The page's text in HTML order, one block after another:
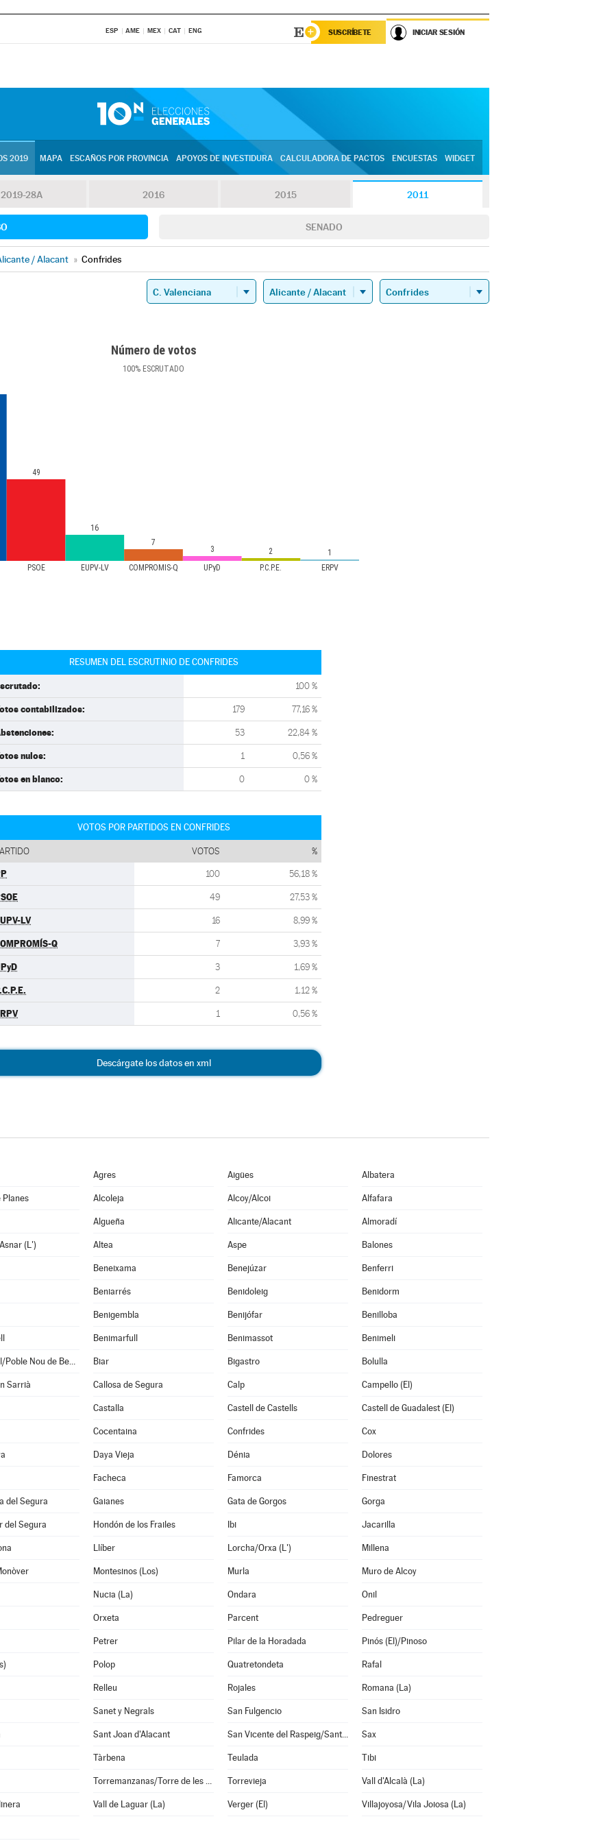
ESP AME MEX CAT ENG SUSCRÍBETE INICIAR SESIÓN
2019 MAPA ESCAÑOS POR PROVINCIA APOYOS DE INVESTIDURA CALCULADORA DE PACTOS ENCUESTAS WIDGET
2019-28A 2016 2015 2011
SENADO
/ Alacant » Confrides
Número de votos
100% ESCRUTADO
PSOE EUPV-LV COMPROMÍS-Q UPyD P.C.P.E. ERPV
49
16
7
3 2 1
RESUMEN DEL ESCRUTINIO DE CONFRIDES
100 %
contabilizados: 179 77,16 %
53 22,84 %
nulos: 1 0,56 %
en blanco: 0 0 %
VOTOS POR PARTIDOS EN CONFRIDES
VOTOS %
100 56,18 %
49 27,53 %
LV 16 8,99 %
Q 7 3,93 %
3 1,69 %
2 1,12 %
1 0,56 %
Descárgate los datos en xml
Agres Aigües Albatera
Planes Alcoleja Alcoy/Alcoi Alfafara
Algueña Alicante/Alacant Almoradí
(L') Altea Aspe Balones
Beneixama Benejúzar Benferri
Beniarrés Benidoleig Benidorm
Benigembla Benijófar Benilloba
Benimarfull Benimassot Benimeli
Benitachell/Poble Nou de Benitatxell (El) Biar Bigastro Bolulla
Sarrià Callosa de Segura Calp Campello (El)
Castalla Castell de Castells Castell de Guadalest (El)
Cocentaina Confrides Cox
Daya Vieja Dénia Dolores
Facheca Famorca Finestrat
del Segura Gaianes Gata de Gorgos Gorga
del Segura Hondón de los Frailes Ibi Jacarilla
Llíber Lorcha/Orxa (L') Millena
Montesinos (Los) Murla Muro de Alcoy
Nucia (La) Ondara Onil
Orxeta Parcent Pedreguer
Petrer Pilar de la Horadada Pinós (El)/Pinoso
Polop Quatretondeta Rafal
Relleu Rojales Romana (La)
Sanet y Negrals San Fulgencio San Isidro
Sant Joan d'Alacant San Vicente del Raspeig/Sant Vicent del Raspeig Sax
Tàrbena Teulada Tibi
Torremanzanas/Torre de les Maçanes (La) Torrevieja Vall d'Alcalà (La)
Vall de Laguar (La) Verger (El) Villajoyosa/Vila Joiosa (La)